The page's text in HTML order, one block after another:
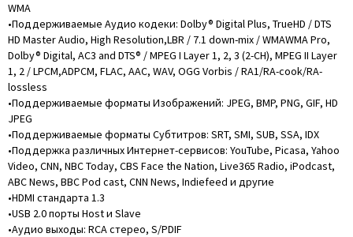
WMA
•Поддерживаемые Аудио кодеки: Dolby® Digital Plus, TrueHD / DTS
HD Master Audio, High Resolution,LBR / 7.1 down-mix / WMAWMA Pro,
Dolby® Digital, AC3 and DTS® / MPEG I Layer 1, 2, 3 (2-CH), MPEG II Layer
1, 2 / LPCM,ADPCM, FLAC, AAC, WAV, OGG Vorbis / RA1/RA-cook/RA-
lossless
•Поддерживаемые форматы Изображений: JPEG, BMP, PNG, GIF, HD
JPEG
•Поддерживаемые форматы Субтитров: SRT, SMI, SUB, SSA, IDX
•Поддержка различных Интернет-сервисов: YouTube, Picasa, Yahoo
Video, CNN, NBC Today, CBS Face the Nation, Live365 Radio, iPodcast,
ABC News, BBC Pod cast, CNN News, Indiefeed и другие
•HDMI стандарта 1.3
•USB 2.0 порты Host и Slave
•Аудио выходы: RCA стерео, S/PDIF